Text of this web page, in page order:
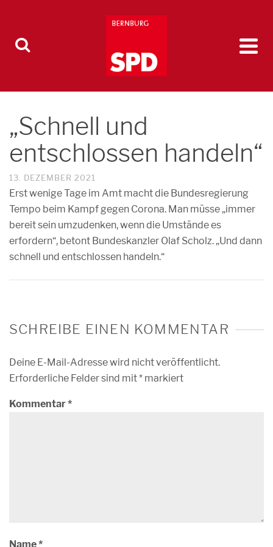
„Schnell und
entschlossen handeln“
13. DEZEMBER 2021
Erst wenige Tage im Amt macht die Bundesregierung
Tempo beim Kampf gegen Corona. Man müsse „immer
bereit sein umzudenken, wenn die Umstände es
erfordern“, betont Bundeskanzler Olaf Scholz. „Und dann
schnell und entschlossen handeln.“
SCHREIBE EINEN KOMMENTAR
Deine E-Mail-Adresse wird nicht veröffentlicht.
Erforderliche Felder sind mit* markiert
Kommentar*
Name*